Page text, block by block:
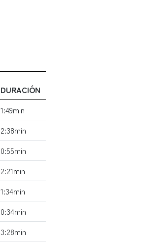
DURACIÓN
1:49min
2:38min
0:55min
2:21min
1:34min
0:34min
3:28min